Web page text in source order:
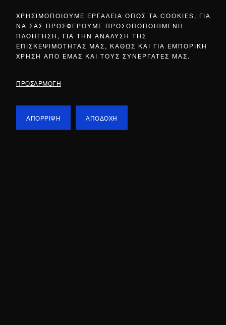
ΧΡΗΣΙΜΟΠΟΙΟΥΜΕ ΕΡΓΑΛΕΙΑ ΟΠΩΣ ΤΑ COOKIES, ΓΙΑ
ΝΑ ΣΑΣ ΠΡΟΣΦΕΡΟΥΜΕ ΠΡΟΣΩΠΟΠΟΙΗΜΕΝΗ
ΠΛΟΗΓΗΣΗ, ΓΙΑ ΤΗΝ ΑΝΑΛΥΣΗ ΤΗΣ
ΕΠΙΣΚΕΨΙΜΟΤΗΤΑΣ ΜΑΣ, ΚΑΘΩΣ ΚΑΙ ΓΙΑ ΕΜΠΟΡΙΚΗ
ΧΡΗΣΗ ΑΠΟ ΕΜΑΣ ΚΑΙ ΤΟΥΣ ΣΥΝΕΡΓΑΤΕΣ ΜΑΣ.
ΠΡΟΣΑΡΜΟΓΗ
ΑΠΟΡΡΙΨΗ ΑΠΟΔΟΧΗ